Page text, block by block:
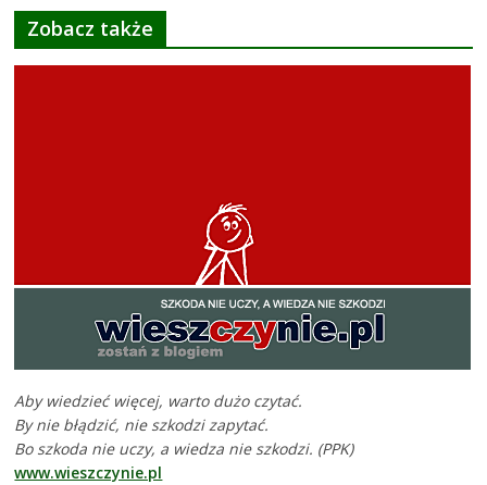
Zobacz także
Aby wiedzieć więcej, warto dużo czytać.
By nie błądzić, nie szkodzi zapytać.
Bo szkoda nie uczy, a wiedza nie szkodzi. (PPK)
www.wieszczynie.pl